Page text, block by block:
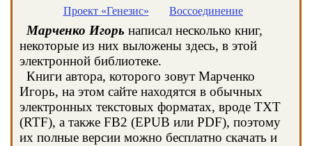
Проект «Генезис»
Воссоединение
Марченко Игорь написал несколько книг,
некоторые из них выложены здесь, в этой
электронной библиотеке.
Книги автора, которого зовут Марченко
Игорь, на этом сайте находятся в обычных
электронных текстовых форматах, вроде TXT
(RTF), а также FB2 (EPUB или PDF), поэтому
их полные версии можно бесплатно скачать и